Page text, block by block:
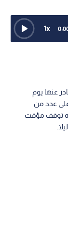
1x
عنها يوم
على عدد من
توقف مؤقت